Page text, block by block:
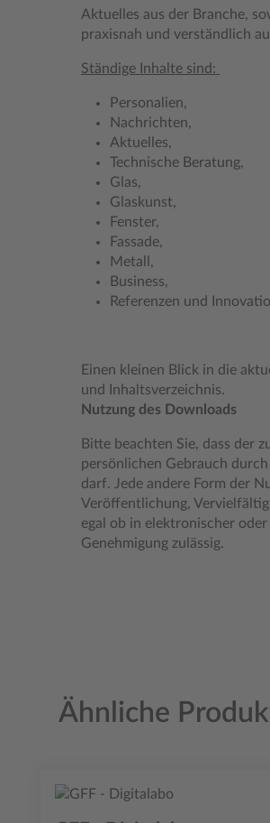
Aktuelles aus der Branche,
praxisnah und verständlich
Ständige Inhalte sind:
Personalien,
Nachrichten,
Aktuelles,
Technische Beratung,
Glas,
Glaskunst,
Fenster,
Fassade,
Metall,
Business,
Referenzen und
Einen kleinen Blick in die
und Inhaltsverzeichnis.
Nutzung des Downloads
Bitte beachten Sie, dass der
persönlichen Gebrauch
darf. Jede andere Form der
Veröffentlichung,
egal ob in elektronischer
Genehmigung zulässig.
Ähnliche